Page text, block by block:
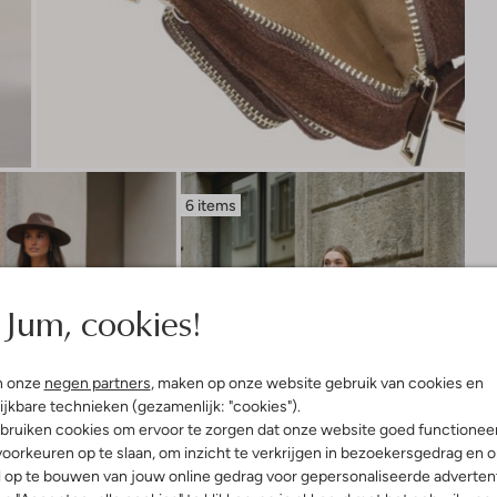
Jum, cookies!
onze negen partners, maken op onze website gebruik van cookies en
technieken (gezamenlijk: "cookies").
cookies om ervoor te zorgen dat onze website goed
op te slaan, om inzicht te verkrijgen in bezoekersgedrag en
te bouwen van jouw online gedrag voor gepersonaliseerde
6 items